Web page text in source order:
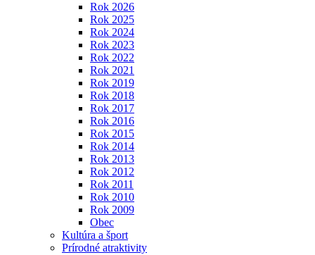
Rok 2026
Rok 2025
Rok 2024
Rok 2023
Rok 2022
Rok 2021
Rok 2019
Rok 2018
Rok 2017
Rok 2016
Rok 2015
Rok 2014
Rok 2013
Rok 2012
Rok 2011
Rok 2010
Rok 2009
Obec
Kultúra a šport
Prírodné atraktivity